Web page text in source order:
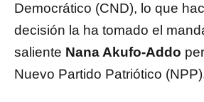
Democrático (CND), lo que
decisión la ha tomado el
saliente Nana Akufo-Addo
Nuevo Partido Patriótico